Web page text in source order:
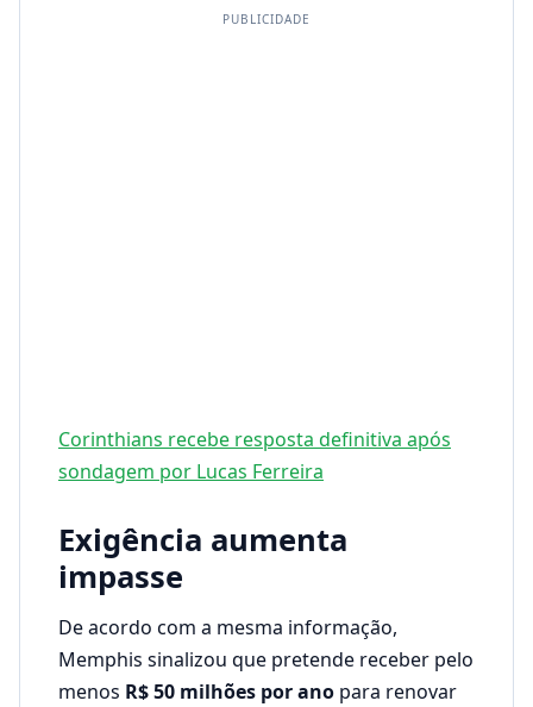
PUBLICIDADE
Corinthians recebe resposta definitiva após
sondagem por Lucas Ferreira
Exigência aumenta
impasse
De acordo com a mesma informação,
Memphis sinalizou que pretende receber pelo
menos R$ 50 milhões por ano para renovar